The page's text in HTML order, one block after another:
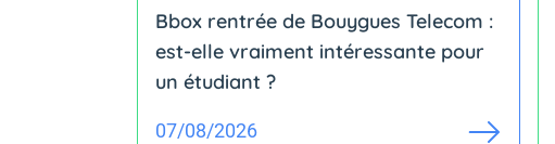
Bbox rentrée de Bouygues Telecom :
est-elle vraiment intéressante pour
un étudiant ?
07/08/2026